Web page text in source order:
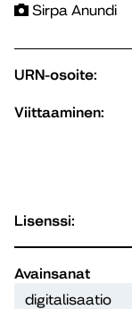
Sirpa Anundi
URN-osoite:
Viittaaminen:
Lisenssi:
Avainsanat
digitalisaatio